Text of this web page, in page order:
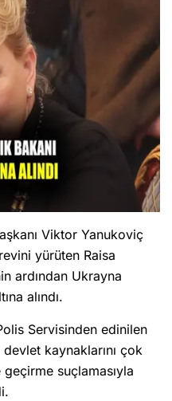
Viktor Yanukoviç
yürüten Raisa
ardından Ukrayna
alındı.
Servisinden edinilen
kaynaklarını çok
suçlamasıyla